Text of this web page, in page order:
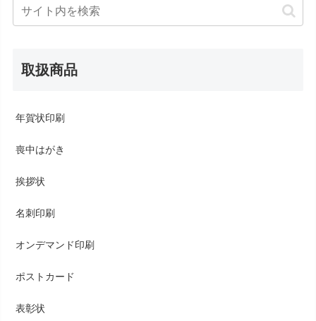
取扱商品
年賀状印刷
喪中はがき
挨拶状
名刺印刷
オンデマンド印刷
ポストカード
表彰状